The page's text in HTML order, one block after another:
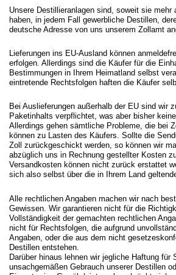
Unsere Destillieranlagen sind, soweit sie mehr
haben, in jedem Fall gewerbliche Destillen,
deutsche Adresse von uns unserem Zollamt
Lieferungen ins EU-Ausland können
erfolgen. Allerdings sind die Käufer für die
Bestimmungen in Ihrem Heimatland selbst
eintretende Rechtsfolgen haften die Käufer
Bei Auslieferungen außerhalb der EU sind wir
Paketinhalts verpflichtet, was aber bisher
Allerdings gehen sämtliche Probleme, die bei
können zu Lasten des Käufers. Sollte die
Zoll zurückgeschickt werden, so können wir
abzüglich uns in Rechnung gestellter Kosten
Versandkosten können nicht zurück erstattet
sich also selbst über die in Ihrem Land
Alle rechtlichen Angaben machen wir nach
Gewissen. Wir garantieren nicht für die
Vollständigkeit der gemachten rechtlichen
nicht für Rechtsfolgen, die aufgrund
Angaben, oder die aus dem nicht
Destillen entstehen.
Darüber hinaus lehnen wir jegliche Haftung für
unsachgemäßen Gebrauch unserer Destillen